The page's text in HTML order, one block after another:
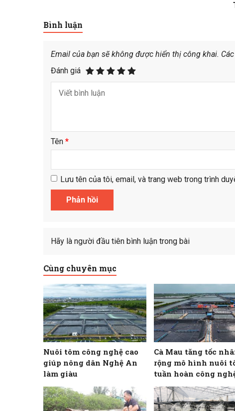
Bình luận
Email của bạn sẽ không được hiển thị công khai.
Đánh giá
Tên *
Lưu tên của tôi, email, và trang web trong trình
Hãy là người đầu tiên bình luận trong bài
Cùng chuyên mục
Nuôi tôm công nghệ cao
giúp nông dân Nghệ An
làm giàu
Cà Mau tăng tốc
rộng mô hình nuôi
tuần hoàn công